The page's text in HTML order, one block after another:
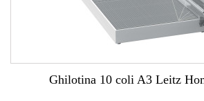
Ghilotina 10 coli A3 Leitz